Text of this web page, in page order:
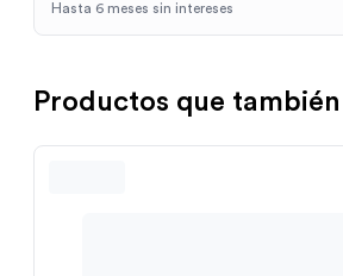
Hasta 6 meses sin intereses
Productos que